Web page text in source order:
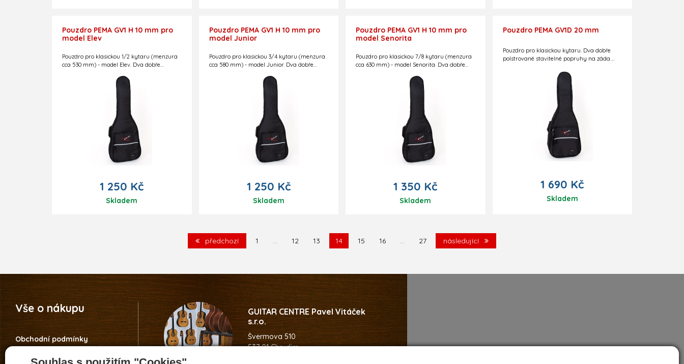
Pouzdro PEMA GV1 H 10 mm pro
model Elev
Pouzdro pro klasickou 1/2 kytaru (menzura
cca 530 mm) - model Elev. Dva dobře
Reflexní pruhy. Černé, s logem Guitar
Centre. Kapsička na notový materiál.
Polstrování 10 mm. Slovenská výroba.
1 250 Kč
Skladem
Pouzdro PEMA GV1 H 10 mm pro
model Junior
Pouzdro pro klasickou 3/4 kytaru (menzura
cca 580 mm) - model Junior. Dva dobře
Reflexní pruhy. Černé, s logem Guitar
Centre. Kapsička na notový materiál.
Polstrování 10 mm. Slovenská výroba.
1 250 Kč
Skladem
Pouzdro PEMA GV1 H 10 mm pro
model Senorita
Pouzdro pro klasickou 7/8 kytaru (menzura
cca 630 mm) - model Senorita. Dva dobře
Reflexní pruhy. Černé, s logem Guitar
Centre. Kapsička na notový materiál.
Polstrování 10 mm. Slovenská výroba.
1 350 Kč
Skladem
Pouzdro PEMA GV1D 20 mm
Pouzdro pro klasickou kytaru. Dva dobře
polstrované stavitelné popruhy na záda.
Centre. Kapsička na notový materiál.
Polstrování 20 mm. Slovenská výroba.
1 690 Kč
Skladem
předchozí 1 ... 12 13 14 15 16 ... 27 následující
Vše o nákupu
Obchodní podmínky
Vrácení zboží
GUITAR CENTRE Pavel Vitáček
s.r.o.
Švermova 510
537 01 Chrudim